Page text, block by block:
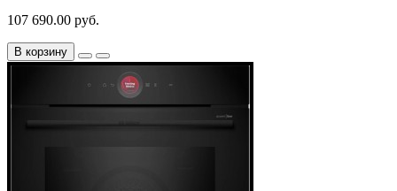
107 690.00 руб.
В корзину